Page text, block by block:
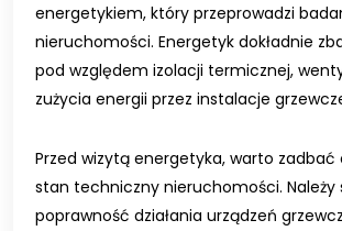
energetykiem, który przeprowadzi
nieruchomości. Energetyk dokładnie
pod względem izolacji termicznej,
zużycia energii przez instalacje
Przed wizytą energetyka, warto zadbać
stan techniczny nieruchomości. Należy
poprawność działania urządzeń